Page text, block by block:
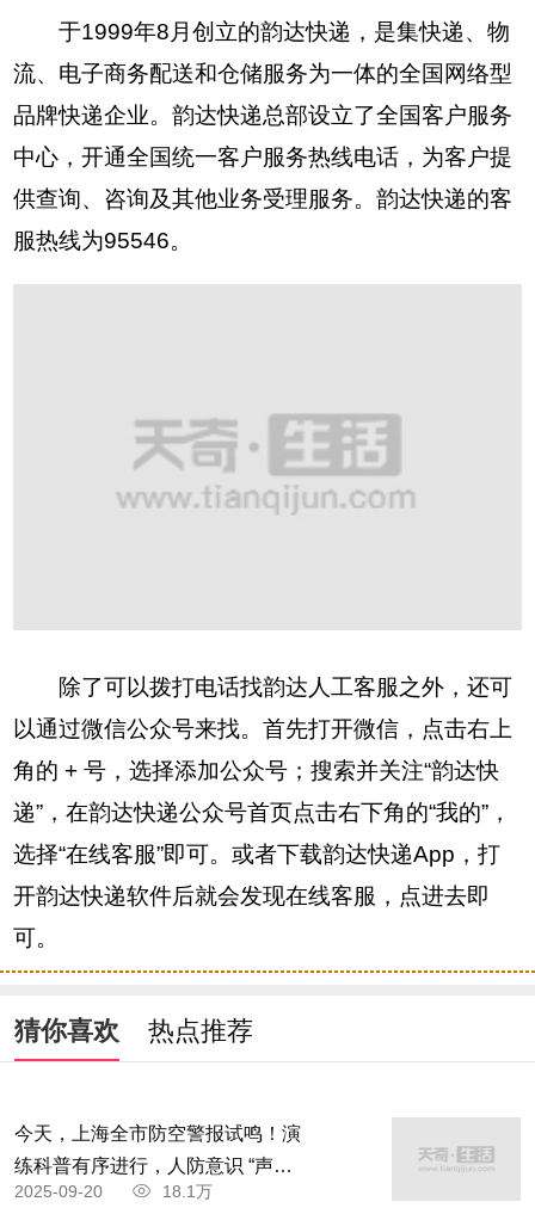
于1999年8月创立的韵达快递，是集快递、物
流、电子商务配送和仓储服务为一体的全国网络型
品牌快递企业。韵达快递总部设立了全国客户服务
中心，开通全国统一客户服务热线电话，为客户提
供查询、咨询及其他业务受理服务。韵达快递的客
服热线为95546。
除了可以拨打电话找韵达人工客服之外，还可
以通过微信公众号来找。首先打开微信，点击右上
角的 + 号，选择添加公众号；搜索并关注“韵达快
递”，在韵达快递公众号首页点击右下角的“我的”，
选择“在线客服”即可。或者下载韵达快递App，打
开韵达快递软件后就会发现在线客服，点进去即
可。
猜你喜欢 热点推荐
今天，上海全市防空警报试鸣！演
练科普有序进行，人防意识 “声入
人心”
2025-09-20 18.1万